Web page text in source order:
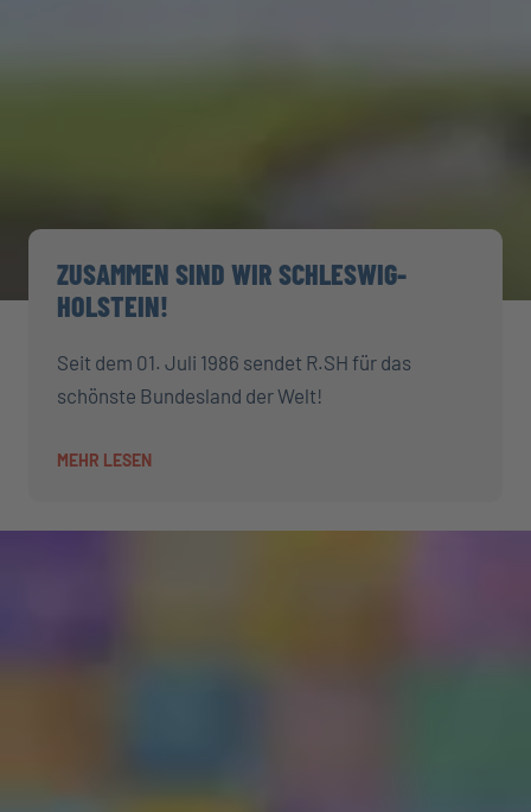
ZUSAMMEN SIND WIR SCHLESWIG-
HOLSTEIN!
Seit dem 01. Juli 1986 sendet R.SH für das
schönste Bundesland der Welt!
MEHR LESEN